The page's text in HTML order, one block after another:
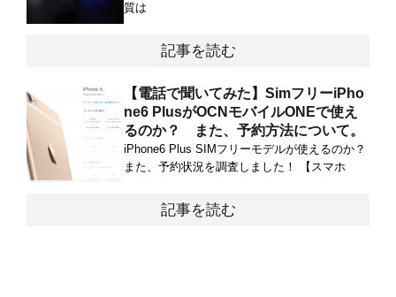
質は
記事を読む
【電話で聞いてみた】SimフリーiPho
ne6 PlusがOCNモバイルONEで使え
るのか？ また、予約方法について。
iPhone6 Plus SIMフリーモデルが使えるのか？
また、予約状況を調査しました！ 【スマホ
記事を読む